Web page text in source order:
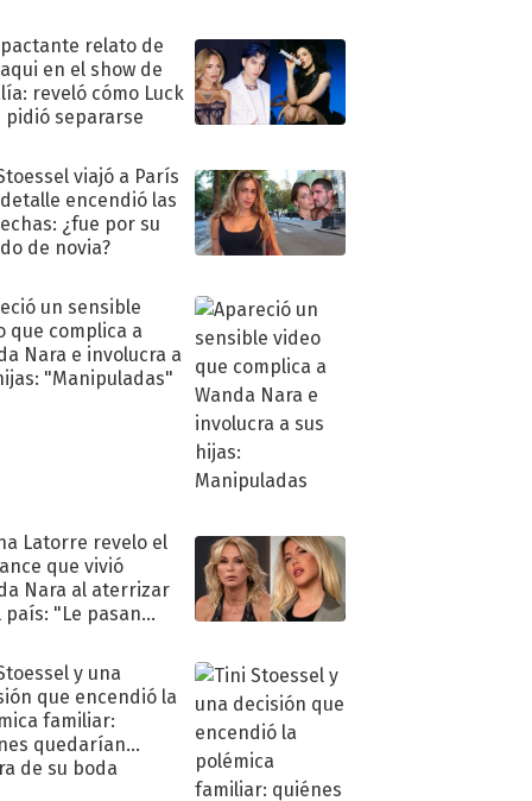
relato de
en el show de
reveló cómo Luck
pidió separarse
viajó a París
encendió las
¿fue por su
de novia?
un sensible
que complica a
Nara e involucra a
"Manipuladas"
Latorre revelo el
que vivió
Nara al aterrizar
país: "Le pasan
y una
que encendió la
familiar:
quedarían
de su boda